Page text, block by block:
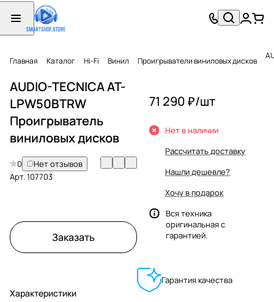
Главная Каталог Hi-Fi Винил Проигрыватели виниловых дисков
AUDIO-TECNICA AT-
LPW50BTRW
Проигрыватель
виниловых дисков
0
Нет отзывов
Арт.107703
Заказать
Характеристики
71 290 ₽/шт
Нет в наличии
Рассчитать доставку
Нашли дешевле?
Хочу в подарок
Вся техника
оригинальная с
гарантией.
Гарантия качества